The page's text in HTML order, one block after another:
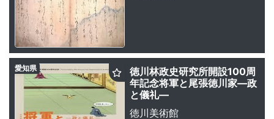
徳川林政史研究所開設100周
年記念将軍と尾張徳川家—政
と儀礼—
徳川美術館
愛知県